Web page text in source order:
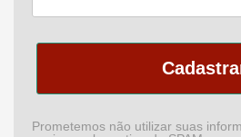
Prometemos não utilizar suas